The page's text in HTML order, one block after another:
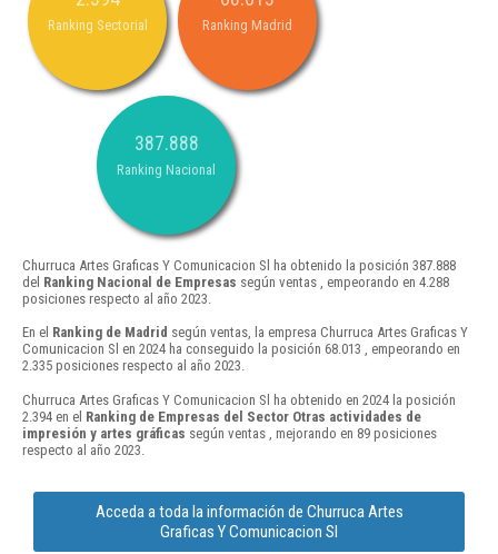
Ranking Sectorial Ranking Madrid
387.888
Ranking Nacional
Churruca Artes Graficas Y Comunicacion Sl ha obtenido la posición 387.888
del Ranking Nacional de Empresas según ventas , empeorando en 4.288
posiciones respecto al año 2023.
En el Ranking de Madrid según ventas, la empresa Churruca Artes Graficas Y
Comunicacion Sl en 2024 ha conseguido la posición 68.013 , empeorando en
2.335 posiciones respecto al año 2023.
Churruca Artes Graficas Y Comunicacion Sl ha obtenido en 2024 la posición
2.394 en el Ranking de Empresas del Sector Otras actividades de
impresión y artes gráficas según ventas , mejorando en 89 posiciones
respecto al año 2023.
Acceda a toda la información de Churruca Artes
Graficas Y Comunicacion Sl